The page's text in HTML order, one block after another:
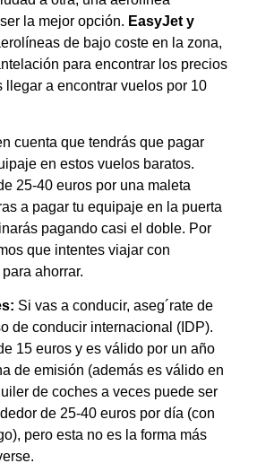
la mejor opción. EasyJet y
de bajo coste en la zona,
para encontrar los precios
llegar a encontrar vuelos por 10
cuenta que tendrás que pagar
en estos vuelos baratos.
25-40 euros por una maleta
a pagar tu equipaje en la puerta
pagando casi el doble. Por
que intentes viajar con
ahorrar.
Si vas a conducir, aseg´rate de
de conducir internacional (IDP).
15 euros y es válido por un año
de emisión (además es válido en
de coches a veces puede ser
de 25-40 euros por día (con
pero esta no es la forma más